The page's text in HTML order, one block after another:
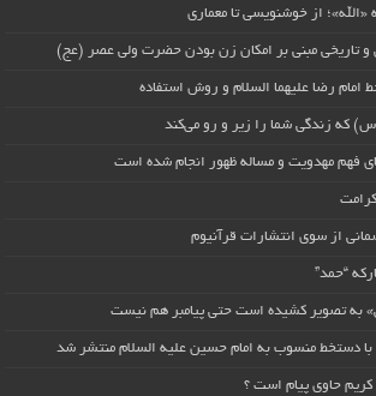
«الله»؛ از خوشنویسی تا معماری
و تاریخی مبنی بر امکان زن بودن حضرت ولی عصر (عج)
امام رضا علیهما السلام و روش استفاده
که زندگی شما را زیر و رو می‌کند
فهم مهدویت و مساله ظهور انجام شده است
از سوی انتشارات قرآنیوم
“حمد”
به تصویر کشیده است حتی پیامبر هم نیست
با دستخط منسوب به امام حسین علیه السلام منتشر شد
حاوی پیام است ؟